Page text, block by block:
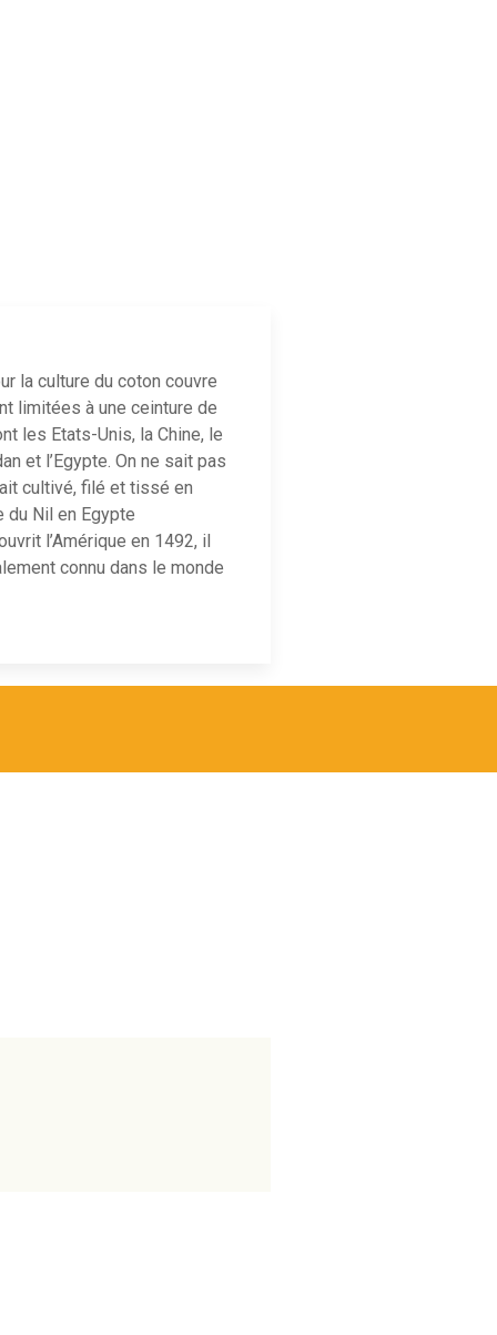
la culture du coton couvre
limitées à une ceinture de
les Etats-Unis, la Chine, le
et l’Egypte. On ne sait pas
cultivé, filé et tissé en
du Nil en Egypte
l’Amérique en 1492, il
connu dans le monde